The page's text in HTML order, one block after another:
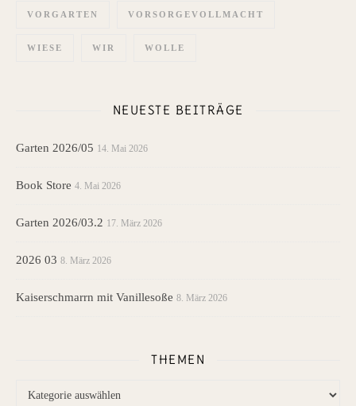
VORGARTEN VORSORGEVOLLMACHT
WIESE WIR WOLLE
NEUESTE BEITRÄGE
Garten 2026/05 14. Mai 2026
Book Store 4. Mai 2026
Garten 2026/03.2 17. März 2026
2026 03 8. März 2026
Kaiserschmarrn mit Vanillesoße 8. März 2026
THEMEN